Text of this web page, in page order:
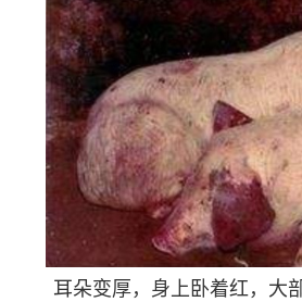
耳朵变厚，身上卧着红，大